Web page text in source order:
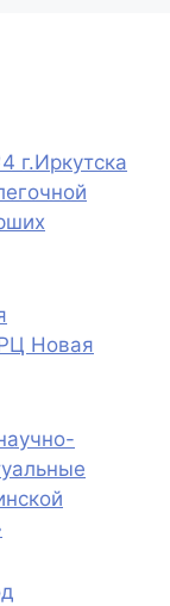
г.Иркутска
Новая